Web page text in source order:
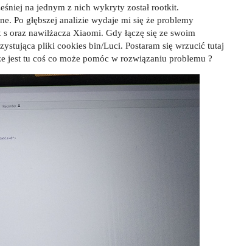
na jednym z nich wykryty został rootkit.
Po głębszej analizie wydaje mi się że problemy
oraz nawilżacza Xiaomi. Gdy łączę się ze swoim
pliki cookies bin/Luci. Postaram się wrzucić tutaj
jest tu coś co może pomóc w rozwiązaniu problemu ?